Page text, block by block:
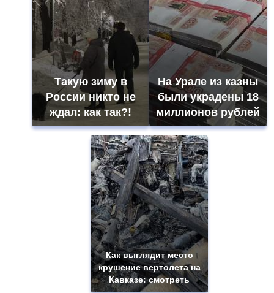
Такую зиму в
России никто не
ждал: как так?!
На Урале из казны
были украдены 18
миллионов рублей
Как выглядит место
крушение вертолета на
Кавказе: смотреть